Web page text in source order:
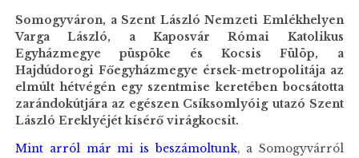
Somogyváron, a Szent László Nemzeti Emlékhelyen
Varga László, a Kaposvár Római Katolikus
Egyházmegye püspöke és Kocsis Fülöp, a
Hajdúdorogi Főegyházmegye érsek-metropolitája az
elmúlt hétvégén egy szentmise keretében bocsátotta
zarándokútjára az egészen Csíksomlyóig utazó Szent
László Ereklyéjét kísérő virágkocsit.
Mint arról már mi is beszámoltunk, a Somogyvárról